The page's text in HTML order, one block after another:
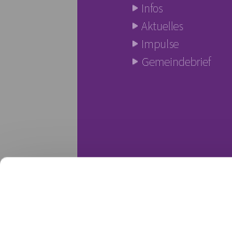
Infos
Aktuelles
Impulse
Gemeindebrief